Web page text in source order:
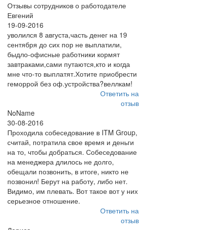
Отзывы сотрудников о работодателе
Евгений
19-09-2016
уволился 8 августа,часть денег на 19
сентября до сих пор не выплатили,
быдло-офисные работники кормят
завтраками,сами путаются,кто и когда
мне что-то выплатят.Хотите приобрести
геморрой без оф.устройства?веллкам!
Ответить на
отзыв
NoName
30-08-2016
Проходила собеседование в ITM Group,
считай, потратила свое время и деньги
на то, чтобы добраться. Собеседование
на менеджера длилось не долго,
обещали позвонить, в итоге, никто не
позвонил! Берут на работу, либо нет.
Видимо, им плевать. Вот такое вот у них
серьезное отношение.
Ответить на
отзыв